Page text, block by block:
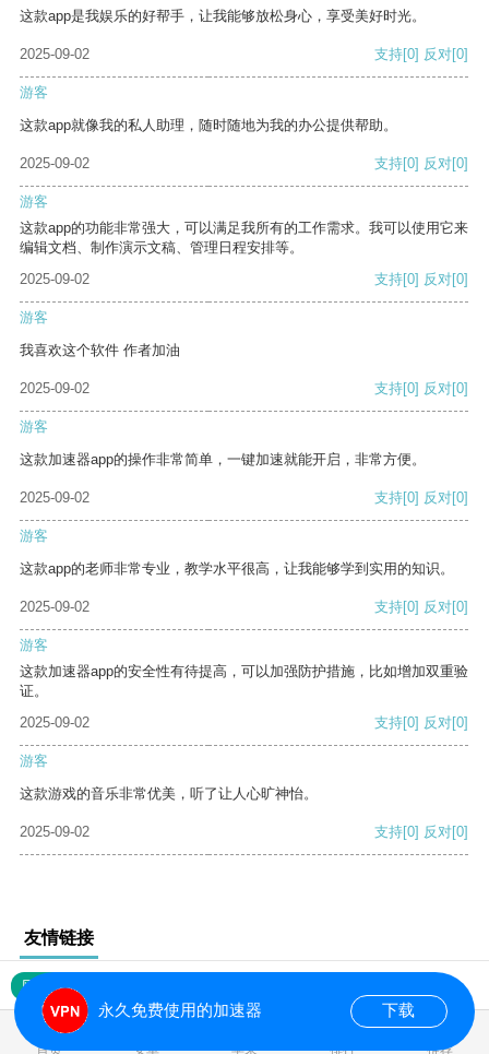
这款app是我娱乐的好帮手，让我能够放松身心，享受美好时光。
2025-09-02 支持[0] 反对[0]
游客
这款app就像我的私人助理，随时随地为我的办公提供帮助。
2025-09-02 支持[0] 反对[0]
游客
这款app的功能非常强大，可以满足我所有的工作需求。我可以使用它来
编辑文档、制作演示文稿、管理日程安排等。
2025-09-02
支持[0] 反对[0]
游客
我喜欢这个软件 作者加油
2025-09-02 支持[0] 反对[0]
游客
这款加速器app的操作非常简单，一键加速就能开启，非常方便。
2025-09-02 支持[0] 反对[0]
游客
这款app的老师非常专业，教学水平很高，让我能够学到实用的知识。
2025-09-02 支持[0] 反对[0]
游客
这款加速器app的安全性有待提高，可以加强防护措施，比如增加双重验
证。
2025-09-02
支持[0] 反对[0]
游客
这款游戏的音乐非常优美，听了让人心旷神怡。
2025-09-02 支持[0] 反对[0]
友情链接
网站地图
首页 安卓 苹果 排行 推荐
永久免费使用的加速器 下载
0.016998s